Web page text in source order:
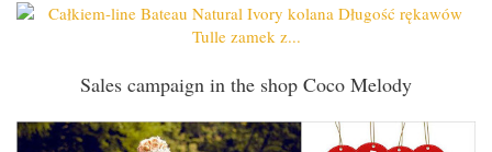
Sales campaign in the shop Coco Melody